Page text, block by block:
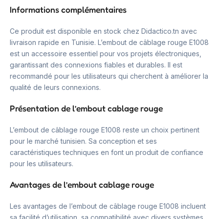
Informations complémentaires
Ce produit est disponible en stock chez Didactico.tn avec
livraison rapide en Tunisie. L’embout de câblage rouge E1008
est un accessoire essentiel pour vos projets électroniques,
garantissant des connexions fiables et durables. Il est
recommandé pour les utilisateurs qui cherchent à améliorer la
qualité de leurs connexions.
Présentation de l’embout cablage rouge
L’embout de câblage rouge E1008 reste un choix pertinent
pour le marché tunisien. Sa conception et ses
caractéristiques techniques en font un produit de confiance
pour les utilisateurs.
Avantages de l’embout cablage rouge
Les avantages de l’embout de câblage rouge E1008 incluent
sa facilité d’utilisation, sa compatibilité avec divers systèmes.